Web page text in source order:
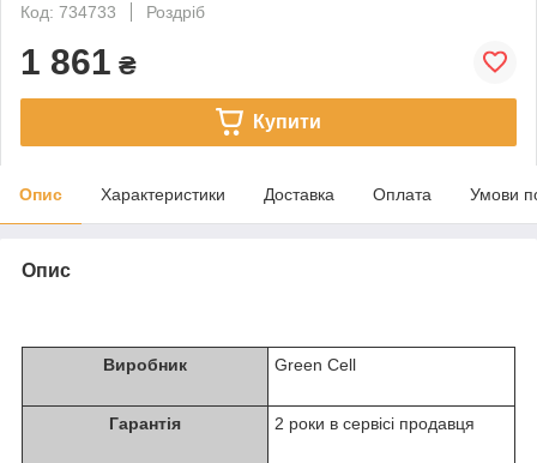
Код: 734733
Роздріб
1 861 ₴
Купити
Опис Характеристики Доставка Оплата Умови
Опис
Виробник Green Cell
Гарантія 2 роки в сервісі продавця